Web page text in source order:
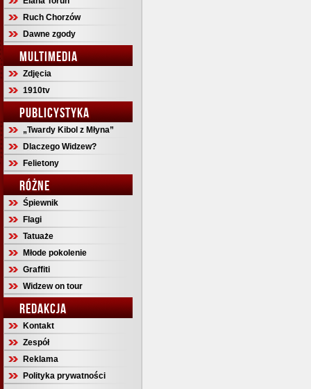
Ruch Chorzów
Dawne zgody
MULTIMEDIA
Zdjęcia
1910tv
PUBLICYSTYKA
„Twardy Kibol z Młyna”
Dlaczego Widzew?
Felietony
RÓŻNE
Śpiewnik
Flagi
Tatuaże
Młode pokolenie
Graffiti
Widzew on tour
REDAKCJA
Kontakt
Zespół
Reklama
Polityka prywatności